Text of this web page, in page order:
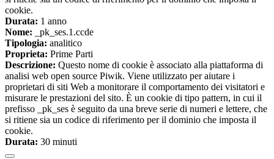
cookie.
Durata: 1 anno
Nome: _pk_ses.1.ccde
Tipologia: analitico
Proprieta: Prime Parti
Descrizione: Questo nome di cookie è associato alla piattaforma di
analisi web open source Piwik. Viene utilizzato per aiutare i
proprietari di siti Web a monitorare il comportamento dei visitatori e
misurare le prestazioni del sito. È un cookie di tipo pattern, in cui il
prefisso _pk_ses è seguito da una breve serie di numeri e lettere, che
si ritiene sia un codice di riferimento per il dominio che imposta il
cookie.
Durata: 30 minuti